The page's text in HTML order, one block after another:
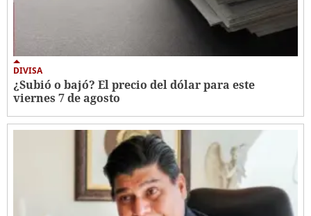
DIVISA
¿Subió o bajó? El precio del dólar para este
viernes 7 de agosto